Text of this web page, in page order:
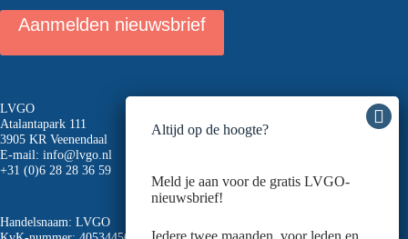
Aanmelden nieuwsbrief
LVGO
Atalantapark 111
3905 KR Veenendaal
E-mail: info@lvgo.nl
+31 (0)6 28 28 36 59
Handelsnaam: LVGO
Altijd op de hoogte?
Meld je aan voor de gratis LVGO-
nieuwsbrief!
Iedere twee maanden, voor leden en